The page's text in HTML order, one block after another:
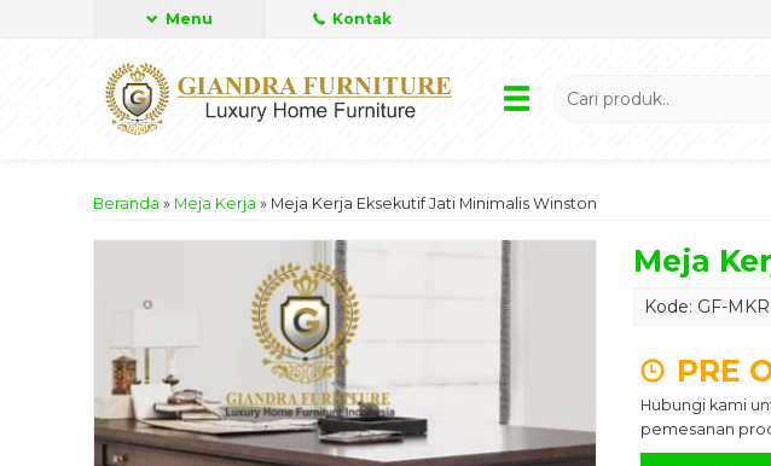
Menu Kontak
Beranda » Meja Kerja » Meja Kerja Eksekutif Jati Minimalis Winston
Meja
Kode: GF-
PRE
Hubungi kami
pemesanan